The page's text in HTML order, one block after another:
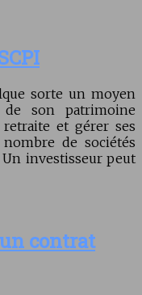
sorte un moyen
son patrimoine
et gérer ses
de sociétés
investisseur peut
contrat